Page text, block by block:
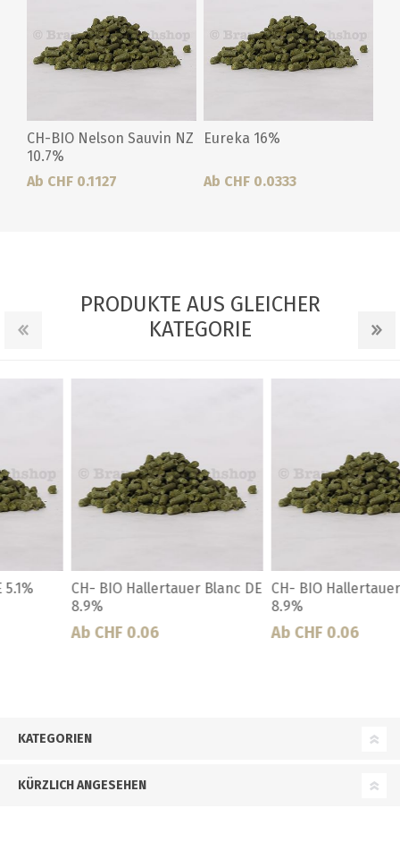
CH-BIO Nelson Sauvin NZ
10.7%
Ab CHF 0.1127
Eureka 16%
Ab CHF 0.0333
PRODUKTE AUS GLEICHER
KATEGORIE
CH- BIO Hallertauer Blanc DE
Ab CHF 0.06
CH- BIO Hallertauer Blanc DE
CHF 589.70
KATEGORIEN
KÜRZLICH ANGESEHEN